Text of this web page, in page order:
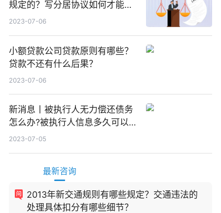
规定的？写分居协议如何才能有
效？
2023-07-06
小额贷款公司贷款原则有哪些？
贷款不还有什么后果？
2023-07-06
新消息丨被执行人无力偿还债务
怎么办?被执行人信息多久可以
消除?
2023-07-05
最新咨询
2013年新交通规则有哪些规定？交通违法的
处理具体扣分有哪些细节？